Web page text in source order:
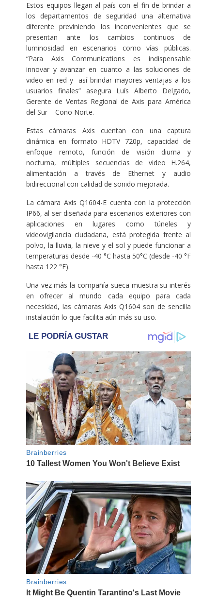
Estos equipos llegan al país con el fin de brindar a
los departamentos de seguridad una alternativa
diferente previniendo los inconvenientes que se
presentan ante los cambios continuos de
luminosidad en escenarios como vías públicas.
“Para Axis Communications es indispensable
innovar y avanzar en cuanto a las soluciones de
video en red y así brindar mayores ventajas a los
usuarios finales” asegura Luís Alberto Delgado,
Gerente de Ventas Regional de Axis para América
del Sur – Cono Norte.
Estas cámaras Axis cuentan con una captura
dinámica en formato HDTV 720p, capacidad de
enfoque remoto, función de visión diurna y
nocturna, múltiples secuencias de video H.264,
alimentación a través de Ethernet y audio
bidireccional con calidad de sonido mejorada.
La cámara Axis Q1604-E cuenta con la protección
IP66, al ser diseñada para escenarios exteriores con
aplicaciones en lugares como túneles y
videovigilancia ciudadana, está protegida frente al
polvo, la lluvia, la nieve y el sol y puede funcionar a
temperaturas desde -40 °C hasta 50°C (desde -40 °F
hasta 122 °F).
Una vez más la compañía sueca muestra su interés
en ofrecer al mundo cada equipo para cada
necesidad, las cámaras Axis Q1604 son de sencilla
instalación lo que facilita aún más su uso.